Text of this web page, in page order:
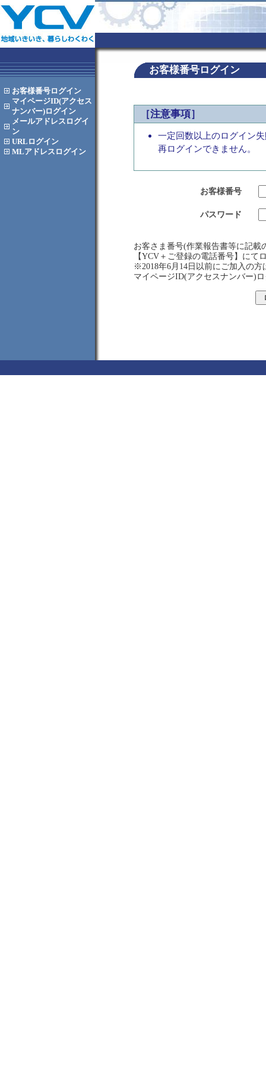
お客様番号ログイン
マイページID(アクセス
ナンバー)ログイン
メールアドレス ログイ
ン
URL ログイン
MLアドレス ログイン
お客様番号ログイン
［注意事項］
一定回数以上のログイン
再ログインできません。
お客様番号
パスワード
お客さま番号(作業報告書等に記載
【YCV＋ご登録の電話番号】にて
※2018年6月14日以前にご加入の
マイページID(アクセスナンバー)